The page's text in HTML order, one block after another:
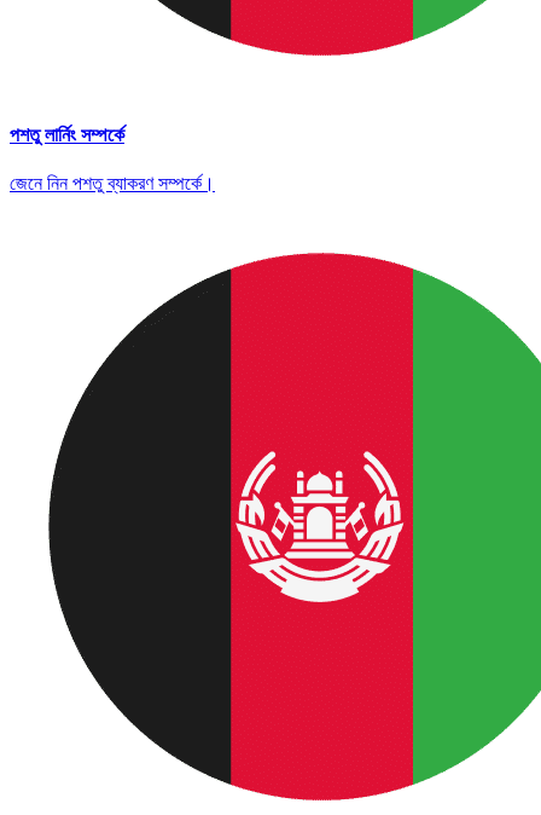
পশতু লার্নিং সম্পর্কে
জেনে নিন পশতু ব্যাকরণ সম্পর্কে।